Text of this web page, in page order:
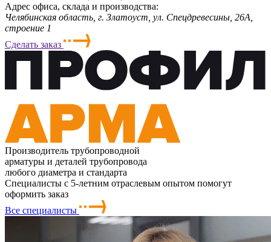
Адрес офиса, склада и производства:
Челябинская область, г. Злaтoycт, ул. Спецдревесины, 26А,
строение 1
Сделать заказ
Производитель трубопроводной
арматуры и деталей трубопровода
любого диаметра и стандарта
Специалисты с 5-летним отраслевым опытом помогут
оформить заказ
Все специалисты